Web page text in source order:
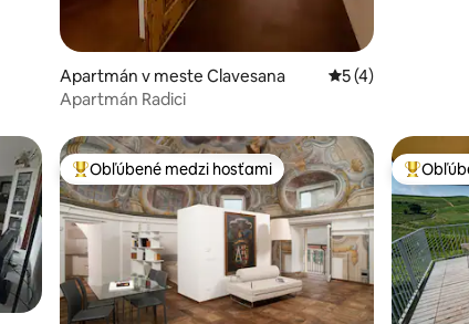
Apartmán v meste Clavesana Priemerné
5 (4)
Apartmán Radici
Najobľúbenejšie medzi hosťami
Obľúbené medzi hosťami